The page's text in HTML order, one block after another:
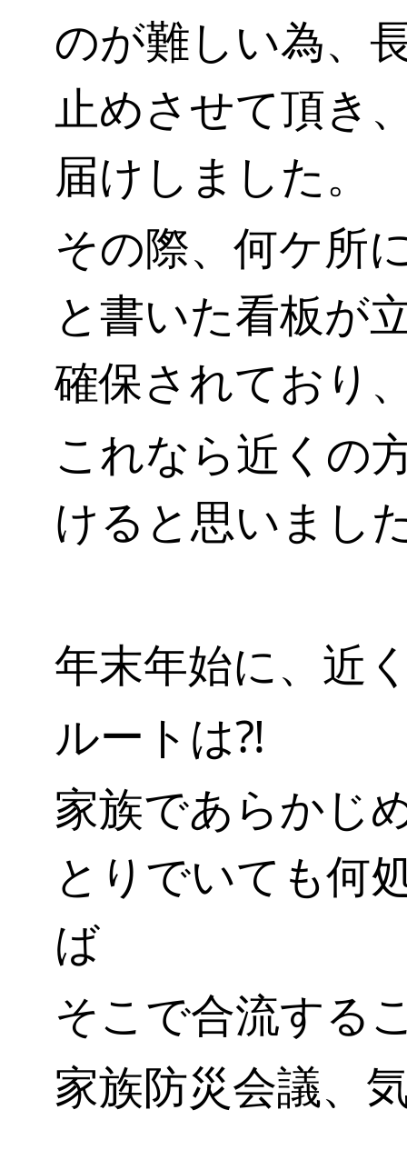
のが難しい為、
止めさせて頂き
届けしました。
その際、何ケ所
と書いた看板が
確保されており
これなら近くの
けると思いまし
年末年始に、近
ルートは⁈
家族であらかじ
とりでいても何
ば
そこで合流する
家族防災会議、